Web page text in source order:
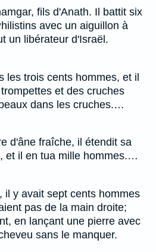
fils d'Anath. Il battit six
avec un aiguillon à
un libérateur d'Israël.
les trois cents hommes, et il
et des cruches
dans les cruches.…
d'âne fraîche, il étendit sa
et il en tua mille hommes.…
il y avait sept cents hommes
pas de la main droite;
en lançant une pierre avec
sans le manquer.